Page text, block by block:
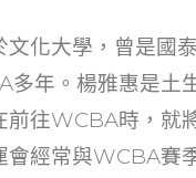
文化大學，曾是國
多年。楊雅惠是土
前往WCBA時，就
會經常與WCBA賽